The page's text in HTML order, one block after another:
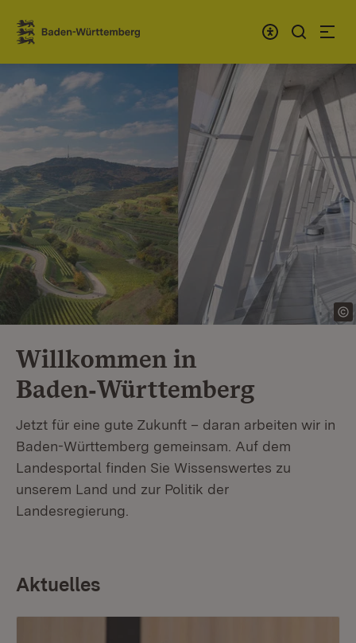
Zum Inhalt springen
Link zur Startseite
Willkommen in
Baden‑Württemberg
Jetzt für eine gute Zukunft – daran arbeiten wir in
Baden-Württemberg gemeinsam. Auf dem
Landesportal finden Sie Wissenswertes zu
unserem Land und zur Politik der
Landesregierung.
Aktuelles